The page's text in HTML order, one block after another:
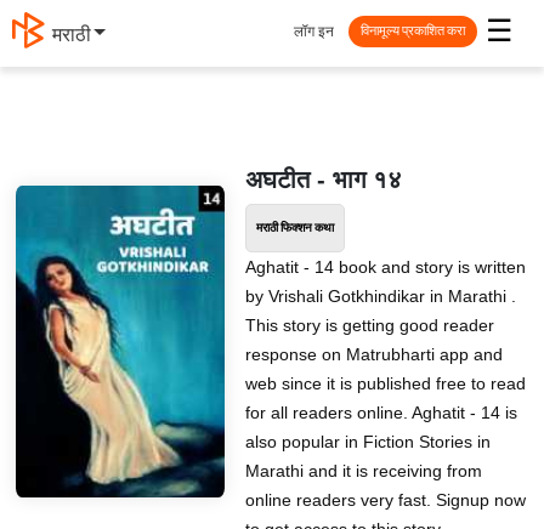
मराठी ☰
लॉग इन विनामूल्य प्रकाशित करा
अघटीत - भाग १४
मराठी फिक्शन कथा
Aghatit - 14 book and story is written
by Vrishali Gotkhindikar in Marathi .
This story is getting good reader
response on Matrubharti app and
web since it is published free to read
for all readers online. Aghatit - 14 is
also popular in Fiction Stories in
Marathi and it is receiving from
online readers very fast. Signup now